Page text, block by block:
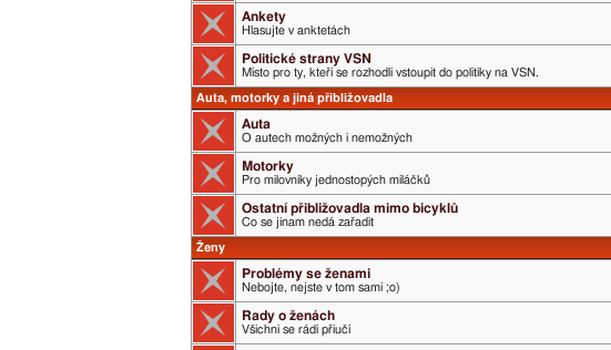
Ankety
Hlasujte v anktetách
Politické strany VSN
Místo pro ty, kteří se rozhodli vstoupit do politiky na VSN.
Auta, motorky a jiná přibližovadla
Auta
O autech možných i nemožných
Motorky
Pro milovníky jednostopých miláčků
Ostatní přibližovadla mimo bicyklů
Co se jinam nedá zařadit
Ženy
Problémy se ženami
Nebojte, nejste v tom sami ;o)
Rady o ženách
Všichni se rádi přiučí